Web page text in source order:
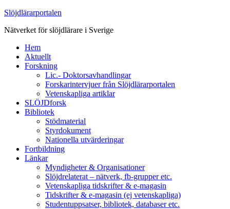
Slöjdlärarportalen
Nätverket för slöjdlärare i Sverige
Hem
Aktuellt
Forskning
Lic.- Doktorsavhandlingar
Forskarintervjuer från Slöjdlärarportalen
Vetenskapliga artiklar
SLÖJDforsk
Bibliotek
Stödmaterial
Styrdokument
Nationella utvärderingar
Fortbildning
Länkar
Myndigheter & Organisationer
Slöjdrelaterat – nätverk, fb-grupper etc.
Vetenskapliga tidskrifter & e-magasin
Tidskrifter & e-magasin (ej vetenskapliga)
Studentuppsatser, bibliotek, databaser etc.